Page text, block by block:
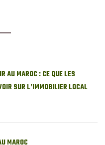
AU MAROC : CE QUE LES
SUR L’IMMOBILIER LOCAL